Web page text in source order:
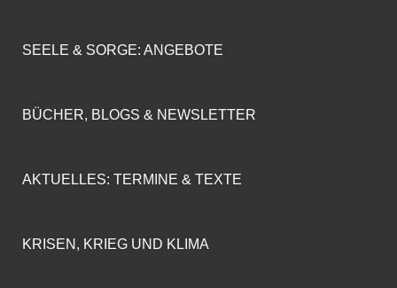
SEELE & SORGE: ANGEBOTE
BÜCHER, BLOGS & NEWSLETTER
AKTUELLES: TERMINE & TEXTE
KRISEN, KRIEG UND KLIMA